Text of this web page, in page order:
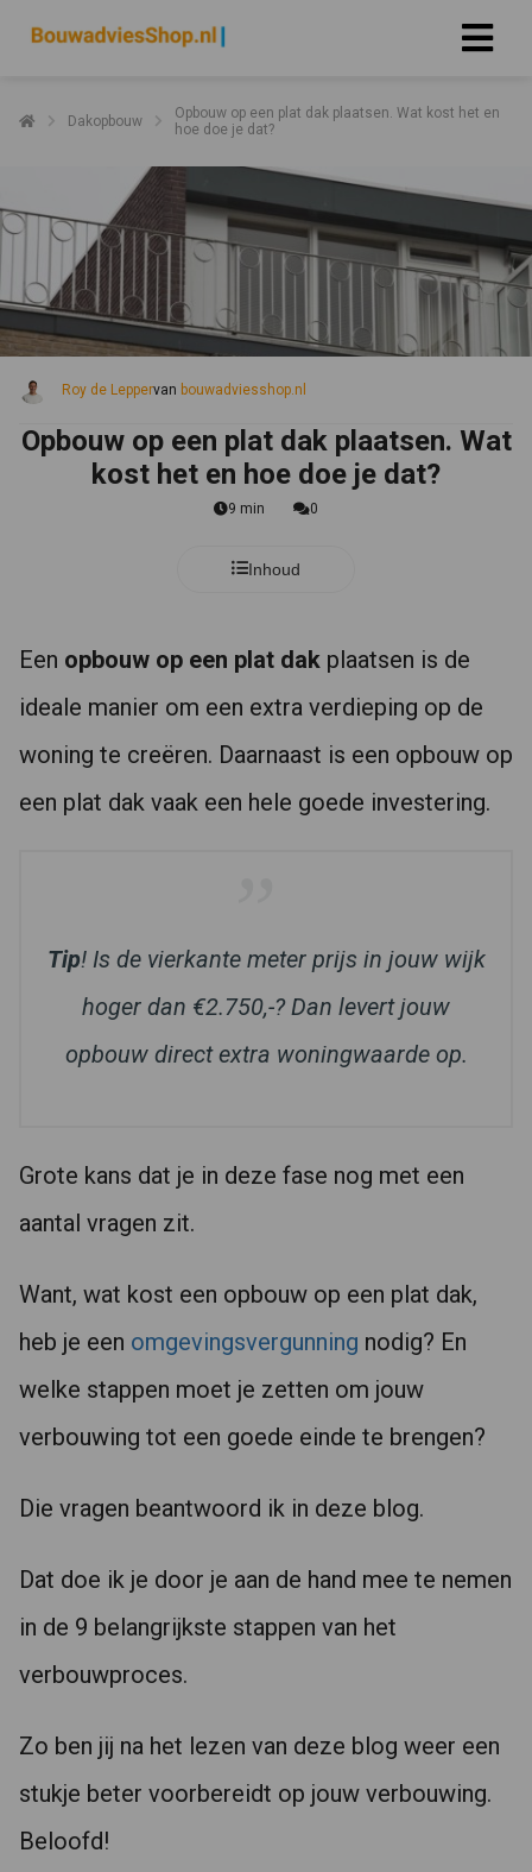
Dakopbouw
Opbouw op een plat dak plaatsen. Wat kost het en
hoe doe je dat?
Roy de Leppervan bouwadviesshop.nl
Opbouw op een plat dak plaatsen. Wat
kost het en hoe doe je dat?
9 min 0
Inhoud
Een opbouw op een plat dak plaatsen is de
ideale manier om een extra verdieping op de
woning te creëren. Daarnaast is een opbouw op
een plat dak vaak een hele goede investering.
Tip! Is de vierkante meter prijs in jouw wijk
hoger dan €2.750,-? Dan levert jouw
opbouw direct extra woningwaarde op.
Grote kans dat je in deze fase nog met een
aantal vragen zit.
Want, wat kost een opbouw op een plat dak,
heb je een omgevingsvergunning nodig? En
welke stappen moet je zetten om jouw
verbouwing tot een goede einde te brengen?
Die vragen beantwoord ik in deze blog.
Dat doe ik je door je aan de hand mee te nemen
in de 9 belangrijkste stappen van het
verbouwproces.
Zo ben jij na het lezen van deze blog weer een
stukje beter voorbereidt op jouw verbouwing.
Beloofd!